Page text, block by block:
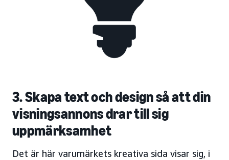
3. Skapa text och design så att din
visningsannons drar till sig
uppmärksamhet
Det är här varumärkets kreativa sida visar sig, i